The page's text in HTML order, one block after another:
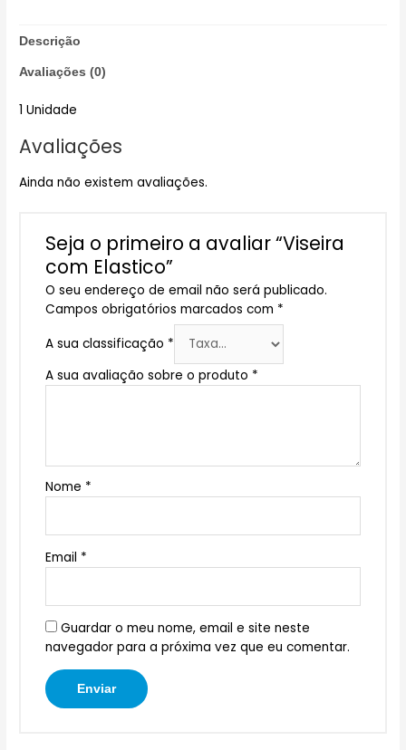
Descrição
Avaliações (0)
1 Unidade
Avaliações
Ainda não existem avaliações.
Seja o primeiro a avaliar “Viseira
com Elastico”
O seu endereço de email não será publicado.
Campos obrigatórios marcados com *
A sua classificação *
A sua avaliação sobre o produto *
Nome *
Email *
Guardar o meu nome, email e site neste
navegador para a próxima vez que eu comentar.